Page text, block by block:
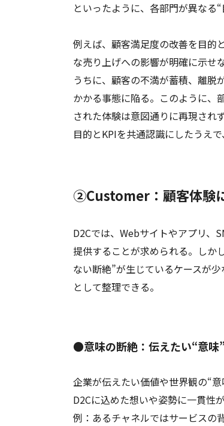
といったように、各部門が異なる
例えば、顧客満足度の改善を目的
な売り上げへの影響が明確に示せ
うちに、顧客の不満が蓄積、離脱
かかる事態に陥る。このように、
された体験は意図通りに再現され
目的とKPIを共通認識にしたうえ
②Customer：顧客体験
D2Cでは、Webサイトやアプリ、
提供することが求められる。しか
ない断絶”が生じているケースが
として整理できる。
●意味の断絶：伝えたい“意味
企業が伝えたい価値や世界観の“
D2Cに込めた想いや姿勢に一貫性
例：あるチャネルではサービスの